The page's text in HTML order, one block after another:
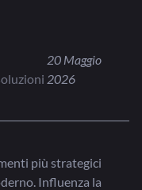
20 Maggio
2026
più strategici
Influenza la